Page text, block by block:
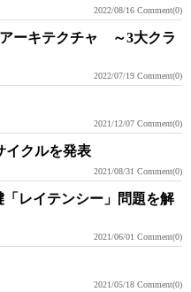
2022/08/16 Comment(0)
ーキテクチャ ～3大クラ
2022/07/19 Comment(0)
2021/12/07 Comment(0)
イクルを発表
2021/08/31 Comment(0)
レイテンシー」問題を解
2021/06/01 Comment(0)
2021/05/18 Comment(0)